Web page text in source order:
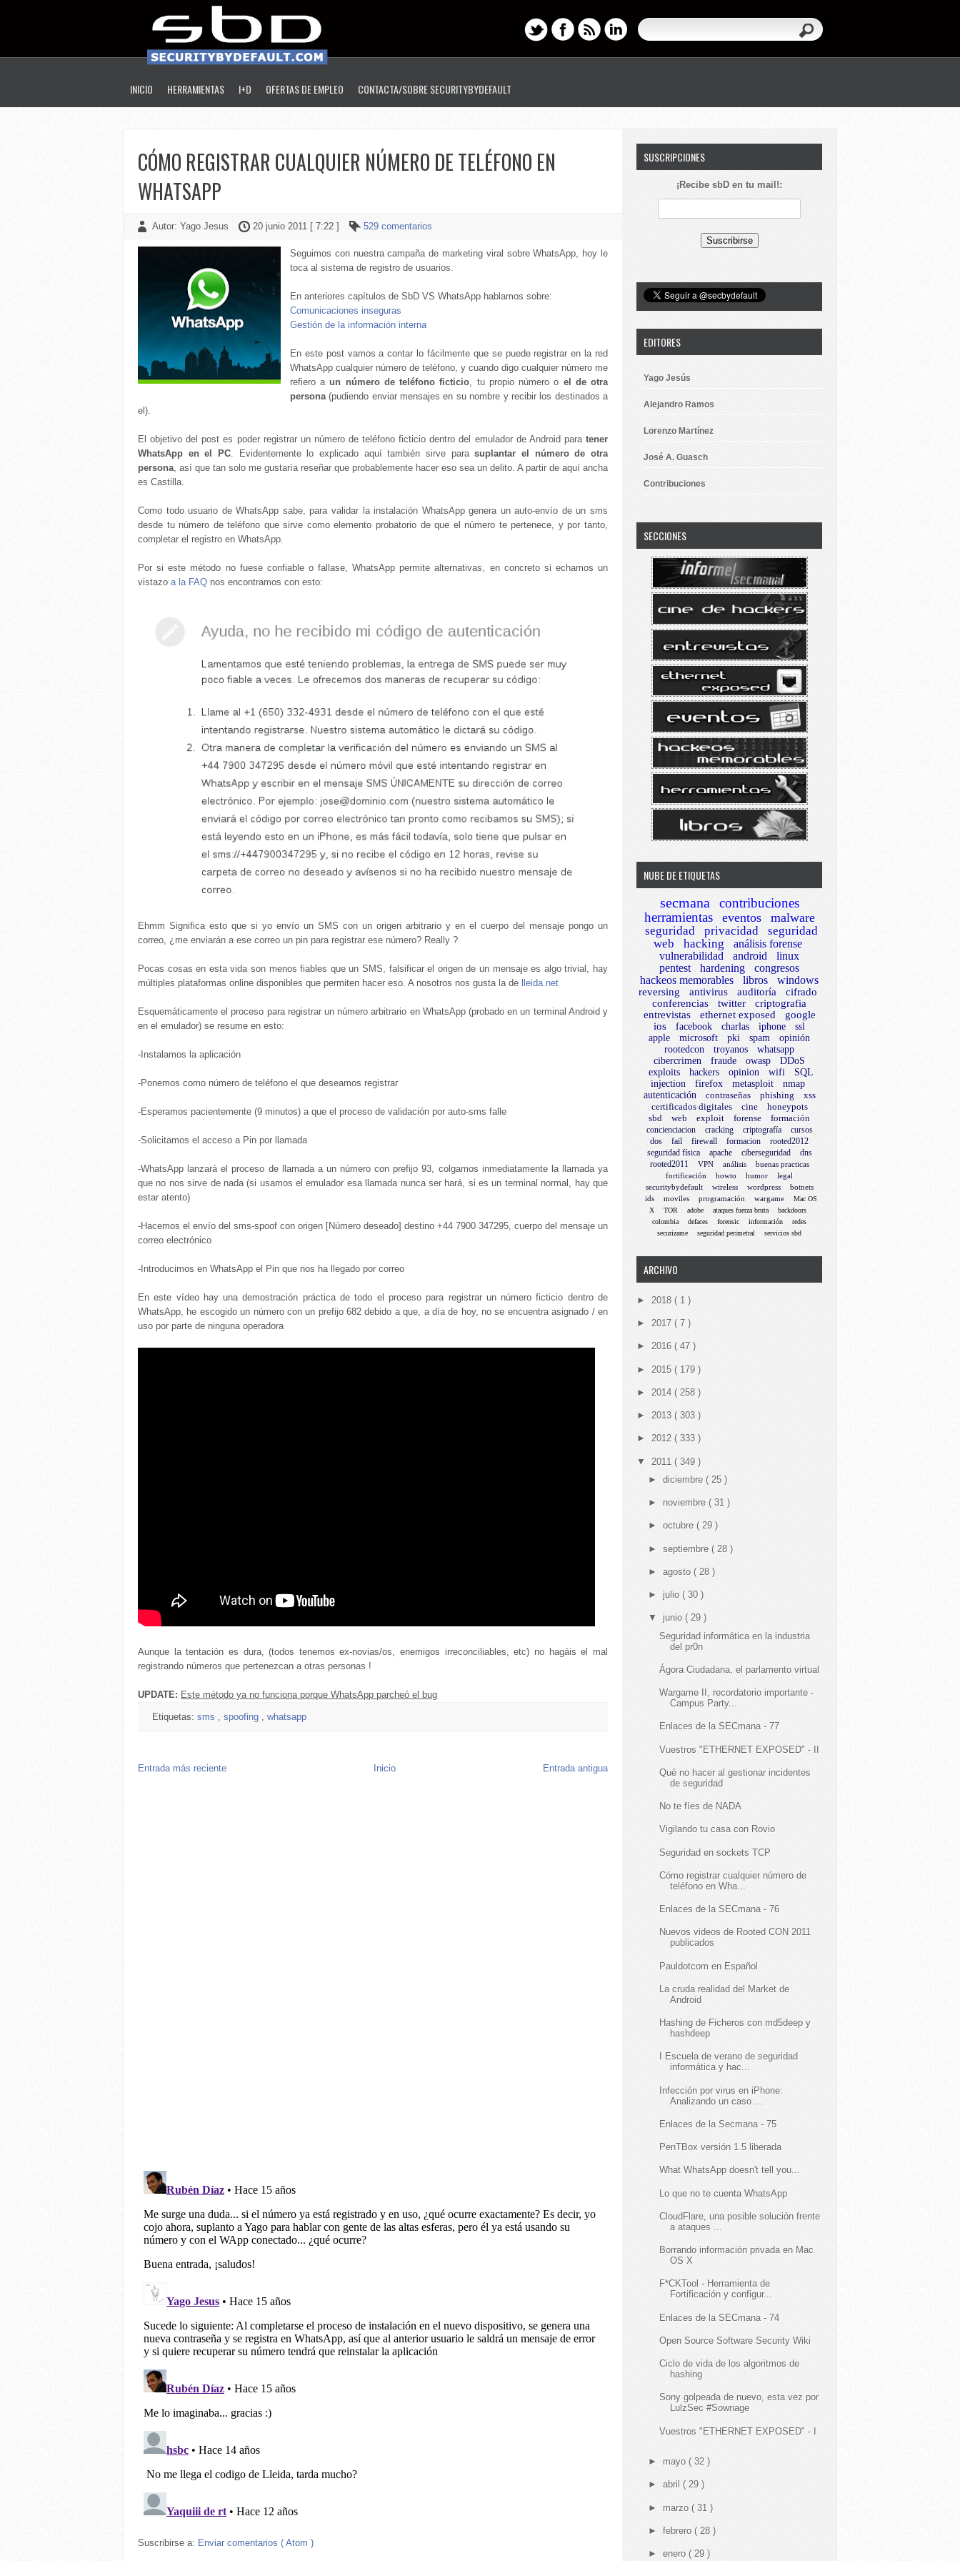
INICIO HERRAMIENTAS I+D OFERTAS DE EMPLEO CONTACTA/SOBRE SECURITYBYDEFAULT
CÓMO REGISTRAR CUALQUIER NÚMERO DE TELÉFONO EN
WHATSAPP
Autor: Yago Jesus 20 junio 2011 [ 7:22 ] 529 comentarios
Seguimos con nuestra campaña de marketing viral sobre WhatsApp, hoy le
toca al sistema de registro de usuarios.
En anteriores capítulos de SbD VS WhatsApp hablamos sobre:
Comunicaciones inseguras
Gestión de la información interna
En este post vamos a contar lo fácilmente que se puede registrar en la red
WhatsApp cualquier número de teléfono, y cuando digo cualquier número me
refiero aun número de teléfono ficticio, tu propio número o el de otra
persona(pudiendo enviar mensajes en su nombre y recibir los destinados a
el).
El objetivo del post es poder registrar un número de teléfono ficticio dentro del emulador de Android para tener
WhatsApp en el PC. Evidentemente lo explicado aquí también sirve parasuplantar el número de otra
persona, así que tan solo me gustaría reseñar que probablemente hacer eso sea un delito. A partir de aquí ancha
es Castilla.
Como todo usuario de WhatsApp sabe, para validar la instalación WhatsApp genera un auto-envío de un sms
desde tu número de teléfono que sirve como elemento probatorio de que el número te pertenece, y por tanto,
completar el registro en WhatsApp.
Por si este método no fuese confiable o fallase, WhatsApp permite alternativas, en concreto si echamos un
vistazo a la FAQ nos encontramos con esto:
Ehmm Significa esto que si yo envío un SMS con un origen arbitrario y en el cuerpo del mensaje pongo un
correo, ¿me enviarán a ese correo un pin para registrar ese número? Really ?
Pocas cosas en esta vida son menos fiables que un SMS, falsificar el origen de un mensaje es algo trivial, hay
múltiples plataformas online disponibles que permiten hacer eso. A nosotros nos gusta la de
lleida.net
Esquemáticamente el proceso para registrar un número arbitrario en WhatsApp (probado en un terminal Android y
en el emulador) se resume en esto:
-Instalamos la aplicación
-Ponemos como número de teléfono el que deseamos registrar
-Esperamos pacientemente (9 minutos) a que el proceso de validación por auto-sms falle
-Solicitamos el acceso a Pin por llamada
-WhatsApp lanzará el proceso de llamada a un número con prefijo 93, colgamos inmediatamente la llamada ya
que no nos sirve de nada (si usamos el emulador esa llamada nunca ser hará, si es un terminal normal, hay que
estar atento)
-Hacemos el envío del sms-spoof con origen [Número deseado] destino +44 7900 347295, cuerpo del mensaje un
correo electrónico
-Introducimos en WhatsApp el Pin que nos ha llegado por correo
En este vídeo hay una demostración práctica de todo el proceso para registrar un número ficticio dentro de
WhatsApp, he escogido un número con un prefijo 682 debido a que, a día de hoy, no se encuentra asignado / en
uso por parte de ninguna operadora
Aunque la tentación es dura, (todos tenemos ex-novias/os, enemigos irreconciliables, etc) no hagáis el mal
registrando números que pertenezcan a otras personas !
UPDATE: Este método ya no funciona porque WhatsApp parcheó el bug
Etiquetas: sms , spoofing , whatsapp
Entrada más reciente Entrada antigua
Inicio
Suscribirse a: Enviar comentarios ( Atom )
SUSCRIPCIONES
¡Recibe sbD en tu mail!:
EDITORES
Yago Jesús
Alejandro Ramos
Lorenzo Martínez
José A. Guasch
Contribuciones
SECCIONES
NUBE DE ETIQUETAS
secmana
contribuciones
herramientas
eventos malware
seguridad privacidad
seguridad
web
hacking
análisis forense
vulnerabilidad
android
linux
pentest
hardening
congresos
hackeos memorables
libros windows
reversing antivirus auditoría
cifrado
conferencias
twitter
criptografia
entrevistas
ethernet exposed
google
ios
facebook charlas iphone
ssl
apple
microsoft pki spam
opinión
rootedcon
troyanos
whatsapp
cibercrimen
fraude owasp
DDoS
exploits
hackers opinion wifi
SQL
injection
firefox metasploit
nmap
autenticación
contraseñas phishing
xss
certificados digitales
cine
honeypots
sbd
web exploit forense formación
concienciacion cracking criptografía
cursos
dos
fail firewall formacion
rooted2012
seguridad física
apache ciberseguridad
dns
rooted2011
VPN análisis
buenas practicas
fortificación
howto humor
legal
securitybydefault
wireless wordpress
botnets
ids
moviles programación wargame
Mac OS
X
TOR adobe ataques fuerza bruta
backdoors
colombia
defaces forensic información
redes
securizame
seguridad perimetral servicios sbd
ARCHIVO
► 2018 ( 1 )
► 2017 ( 7 )
► 2016 ( 47 )
► 2015 ( 179 )
► 2014 ( 258 )
► 2013 ( 303 )
► 2012 ( 333 )
▼ 2011 ( 349 )
► diciembre ( 25 )
► noviembre ( 31 )
► octubre ( 29 )
► septiembre ( 28 )
► agosto ( 28 )
► julio ( 30 )
▼ junio ( 29 )
Seguridad informática en la industria
del pr0n
Ágora Ciudadana, el parlamento virtual
Wargame II, recordatorio importante -
Campus Party...
Enlaces de la SECmana - 77
Vuestros "ETHERNET EXPOSED" - II
Qué no hacer al gestionar incidentes
de seguridad
No te fíes de NADA
Vigilando tu casa con Rovio
Seguridad en sockets TCP
Cómo registrar cualquier número de
teléfono en Wha...
Enlaces de la SECmana - 76
Nuevos videos de Rooted CON 2011
publicados
Pauldotcom en Español
La cruda realidad del Market de
Android
Hashing de Ficheros con md5deep y
hashdeep
I Escuela de verano de seguridad
informática y hac...
Infección por virus en iPhone:
Analizando un caso ...
Enlaces de la Secmana - 75
PenTBox versión 1.5 liberada
What WhatsApp doesn't tell you...
Lo que no te cuenta WhatsApp
CloudFlare, una posible solución frente
a ataques ...
Borrando información privada en Mac
OS X
F*CKTool - Herramienta de
Fortificación y configur...
Enlaces de la SECmana - 74
Open Source Software Security Wiki
Ciclo de vida de los algoritmos de
hashing
Sony golpeada de nuevo, esta vez por
LulzSec #Sownage
Vuestros "ETHERNET EXPOSED" - I
► mayo ( 32 )
► abril ( 29 )
► marzo ( 31 )
► febrero ( 28 )
► enero ( 29 )